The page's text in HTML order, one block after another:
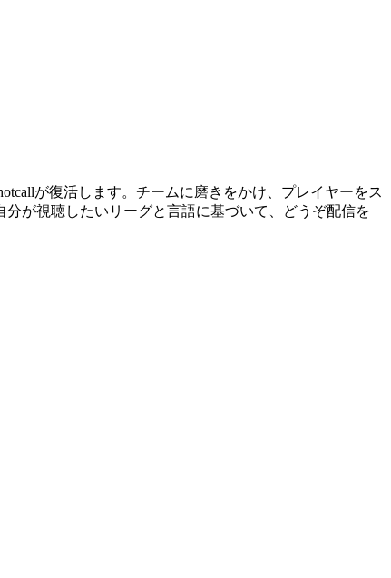
が復活します。チームに磨きをかけ、プレイヤーをス
が視聴したいリーグと言語に基づいて、どうぞ配信を